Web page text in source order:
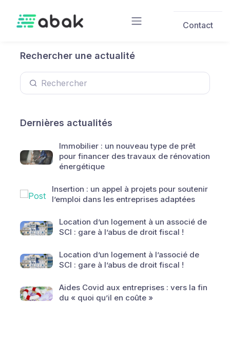
Contact
Rechercher une actualité
Dernières actualités
Immobilier : un nouveau type de prêt
pour financer des travaux de rénovation
énergétique
Insertion : un appel à projets pour soutenir
l’emploi dans les entreprises adaptées
Location d’un logement à un associé de
SCI : gare à l’abus de droit fiscal !
Location d’un logement à l’associé de
SCI : gare à l’abus de droit fiscal !
Aides Covid aux entreprises : vers la fin
du « quoi qu’il en coûte »